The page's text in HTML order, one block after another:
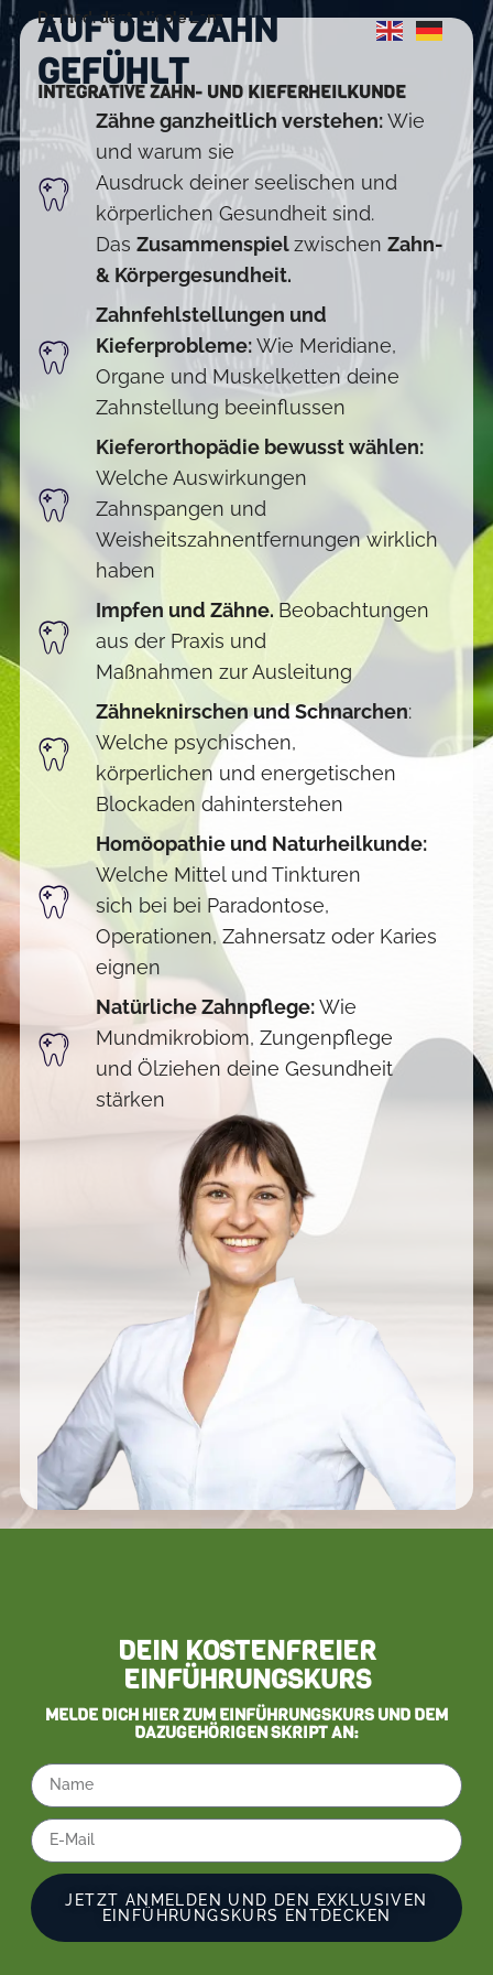
Dr. med. dent. Nicole Lenz
AUF DEN ZAHN
GEFÜHLT
INTEGRATIVE ZAHN- UND KIEFERHEILKUNDE
Zähne ganzheitlich verstehen:Wie
und warum sie
Ausdruck deiner seelischen und
körperlichen Gesundheit sind.
Das Zusammenspielzwischen Zahn-
& Körpergesundheit.
Zahnfehlstellungen und
Kieferprobleme:Wie Meridiane,
Organe und Muskelketten deine
Zahnstellung beeinflussen
Kieferorthopädie bewusst wählen:
Welche Auswirkungen
Zahnspangen und
Weisheitszahnentfernungen wirklich
haben
Impfen und Zähne. Beobachtungen
aus der Praxis und
Maßnahmen zur Ausleitung
Zähneknirschen und Schnarchen:
Welche psychischen,
körperlichen und energetischen
Blockaden dahinterstehen
Homöopathie und Naturheilkunde:
Welche Mittel und Tinkturen
sich bei bei Paradontose,
Operationen, Zahnersatz oder Karies
eignen
Natürliche Zahnpflege:Wie
Mundmikrobiom, Zungenpflege
und Ölziehen deine Gesundheit
stärken
DEIN KOSTENFREIER
EINFÜHRUNGSKURS
MELDE DICH HIER ZUM EINFÜHRUNGSKURS UND DEM
DAZUGEHÖRIGEN SKRIPT AN:
JETZT ANMELDEN UND DEN EXKLUSIVEN
EINFÜHRUNGSKURS ENTDECKEN